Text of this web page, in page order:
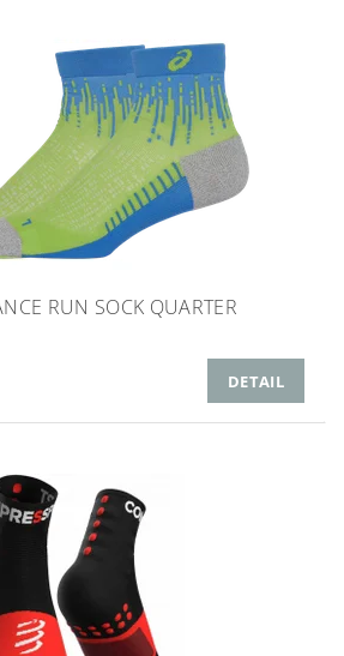
RUN SOCK QUARTER
DETAIL